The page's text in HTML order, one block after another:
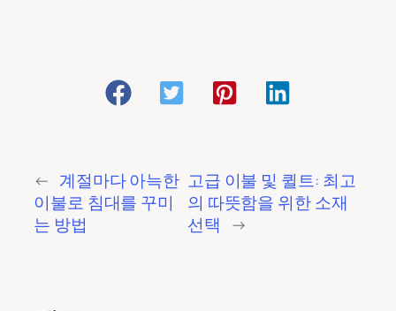
← 계절마다 아늑한
이불로 침대를 꾸미
는 방법
고급 이불 및 퀼트: 최고
의 따뜻함을 위한 소재
선택 →